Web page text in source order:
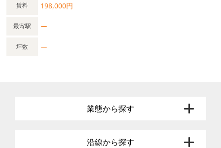
賃料 198,000円
最寄駅 ー
坪数 ー
業態から探す
沿線から探す